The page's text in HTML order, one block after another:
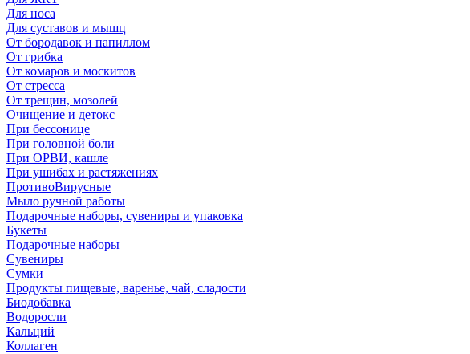
Для носа
Для суставов и мышц
От бородавок и папиллом
От грибка
От комаров и москитов
От стресса
От трещин, мозолей
Очищение и детокс
При бессонице
При головной боли
При ОРВИ, кашле
При ушибах и растяжениях
ПротивоВирусные
Мыло ручной работы
Подарочные наборы, сувениры и упаковка
Букеты
Подарочные наборы
Сувениры
Сумки
Продукты пищевые, варенье, чай, сладости
Биодобавка
Водоросли
Кальций
Коллаген